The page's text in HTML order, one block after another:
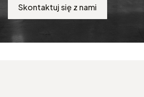
Skontaktuj się z nami